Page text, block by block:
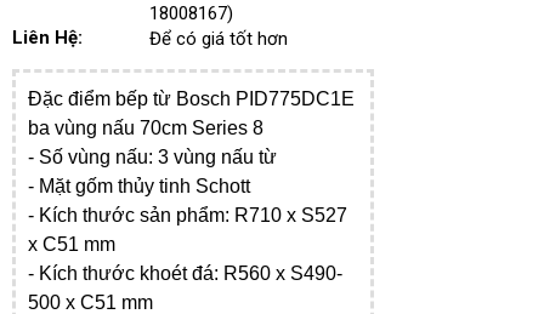
18008167)
Liên Hệ:
Để có giá tốt hơn
Đặc điểm bếp từ Bosch PID775DC1E
ba vùng nấu 70cm Series 8
- Số vùng nấu: 3 vùng nấu từ
- Mặt gốm thủy tinh Schott
- Kích thước sản phẩm: R710 x S527
x C51 mm
- Kích thước khoét đá: R560 x S490-
500 x C51 mm